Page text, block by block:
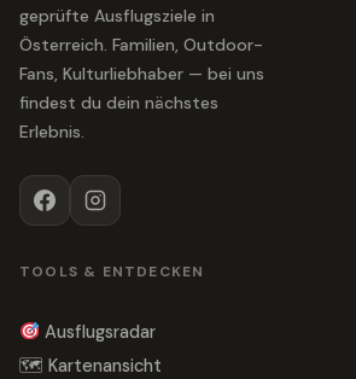
geprüfte Ausflugsziele in
Österreich. Familien, Outdoor-
Fans, Kulturliebhaber — bei uns
findest du dein nächstes
Erlebnis.
TOOLS & ENTDECKEN
Ausflugsradar
🗺 Kartenansicht